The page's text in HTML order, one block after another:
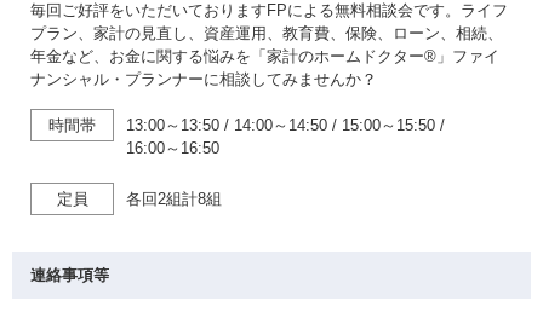
毎回ご好評をいただいておりますFPによる無料相談会です。ライフ
プラン、家計の見直し、資産運用、教育費、保険、ローン、相続、
年金など、お金に関する悩みを「家計のホームドクター®」ファイ
ナンシャル・プランナーに相談してみませんか？
時間帯 13:00～13:50 / 14:00～14:50 / 15:00～15:50 /
16:00～16:50
定員 各回2組計8組
連絡事項等